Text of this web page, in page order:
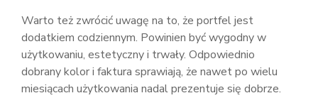
Warto też zwrócić uwagę na to, że portfel jest
dodatkiem codziennym. Powinien być wygodny w
użytkowaniu, estetyczny i trwały. Odpowiednio
dobrany kolor i faktura sprawiają, że nawet po wielu
miesiącach użytkowania nadal prezentuje się dobrze.